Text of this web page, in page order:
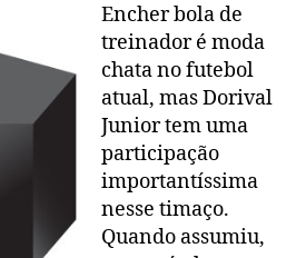
Encher bola de
treinador é moda
chata no futebol
atual, mas Dorival
Junior tem uma
participação
importantíssima
nesse timaço.
Quando assumiu,